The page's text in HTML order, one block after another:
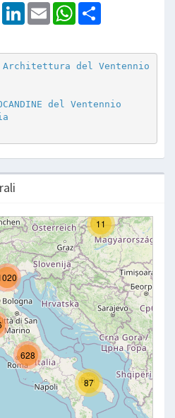
PinterestLinkedInEmail WhatsApp
del Ventennio
del Ventennio